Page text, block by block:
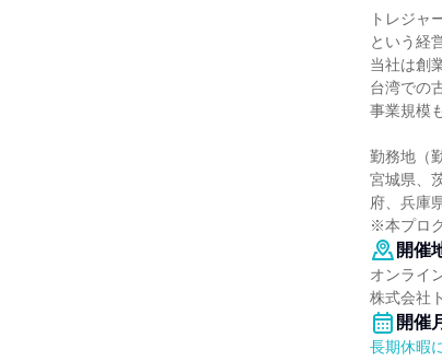
トレジャ
という経
当社は創
台湾での
事業規模
勤務地（
宮城県、
府、兵庫
※本プロ
開催
オンライ
株式会社
開催
長期休暇